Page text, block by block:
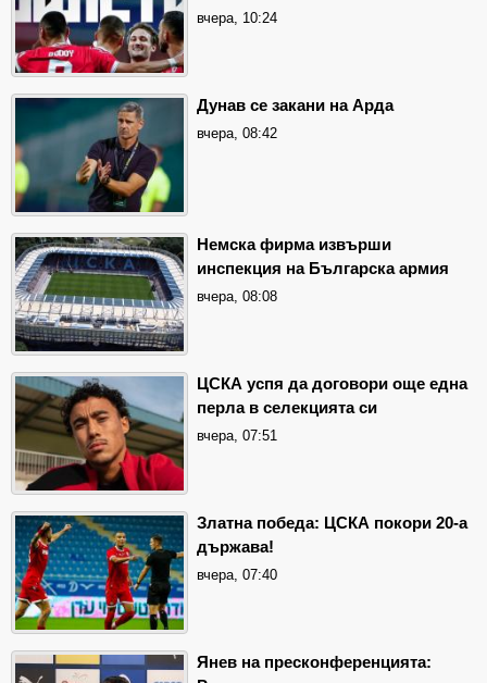
вчера, 10:24
Дунав се закани на Арда
вчера, 08:42
Немска фирма извърши
инспекция на Българска армия
вчера, 08:08
ЦСКА успя да договори още една
перла в селекцията си
вчера, 07:51
Златна победа: ЦСКА покори 20-а
държава!
вчера, 07:40
Янев на пресконференцията: